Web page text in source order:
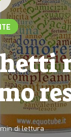
min di lettura